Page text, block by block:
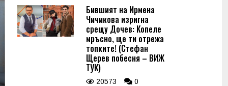
Бившият на Ирмена
Чичикова изригна
срещу Дочев: Копеле
мръсно, ще ти отрежа
топките! (Стефан
Щерев побесня – ВИЖ
ТУК)
20573 0